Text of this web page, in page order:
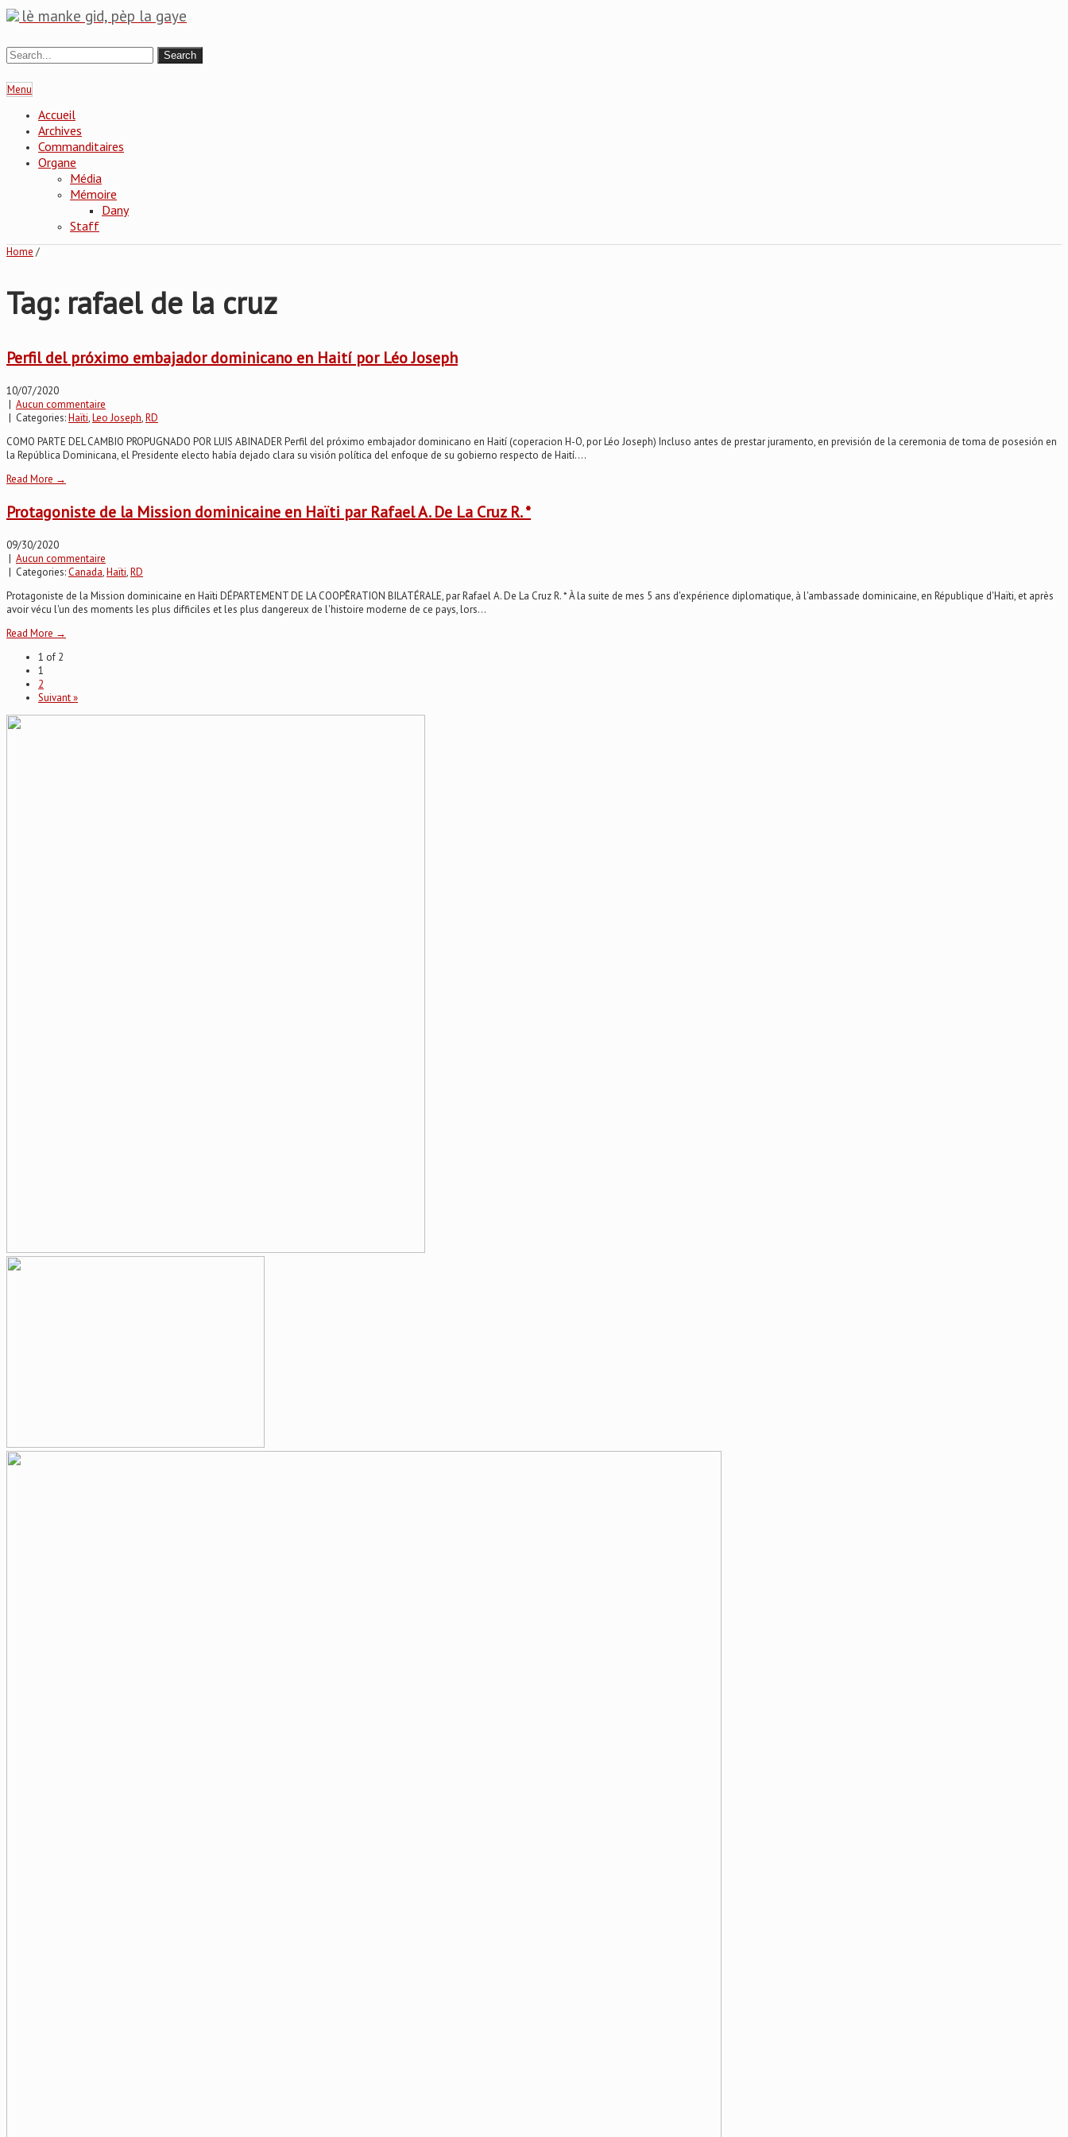
lè manke gid, pèp la gaye
Menu
Accueil
Archives
Commanditaires
Organe
Média
Mémoire
Dany
Staff
Home /
Tag: rafael de la cruz
Perfil del próximo embajador dominicano en Haití por Léo Joseph
10/07/2020
| Aucun commentaire
| Categories:Haïti,Leo Joseph,RD
COMO PARTE DEL CAMBIO PROPUGNADO POR LUIS ABINADER Perfil del próximo embajador dominicano en Haití (coperacion H-O, por Léo Joseph) Incluso antes de prestar juramento, en previsión de la ceremonia de toma de posesión en
la República Dominicana, el Presidente electo había dejado clara su visión política del enfoque de su gobierno respecto de Haití....
Read More →
Protagoniste de la Mission dominicaine en Haïti par Rafael A. De La Cruz R. *
09/30/2020
| Aucun commentaire
| Categories:Canada,Haïti,RD
Protagoniste de la Mission dominicaine en Haïti DÉPARTEMENT DE LA COOPÊRATION BILATÉRALE, par Rafael A. De La Cruz R. * À la suite de mes 5 ans d'expérience diplomatique, à l'ambassade dominicaine, en République d'Haïti, et après
avoir vécu l'un des moments les plus difficiles et les plus dangereux de l'histoire moderne de ce pays, lors...
Read More →
1 of 2
1
2
Suivant »